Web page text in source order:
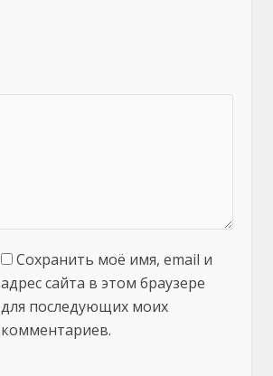
Сохранить моё имя, email и
адрес сайта в этом браузере
для последующих моих
комментариев.